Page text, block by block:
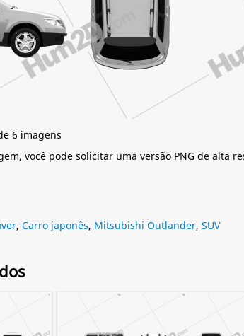
6 imagens
você pode solicitar uma versão PNG de alta
, Carro japonês, Mitsubishi Outlander, SUV